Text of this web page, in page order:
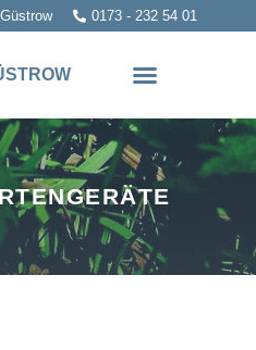
0173 - 232 54 01